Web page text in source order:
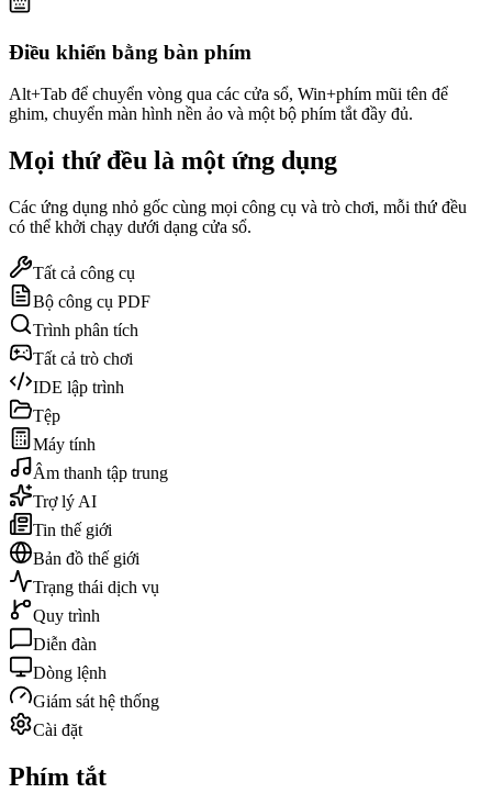
Điều khiển bằng bàn phím
Alt+Tab để chuyển vòng qua các cửa sổ, Win+phím mũi tên để
ghim, chuyển màn hình nền ảo và một bộ phím tắt đầy đủ.
Mọi thứ đều là một ứng dụng
Các ứng dụng nhỏ gốc cùng mọi công cụ và trò chơi, mỗi thứ đều
có thể khởi chạy dưới dạng cửa sổ.
Tất cả công cụ
Bộ công cụ PDF
Trình phân tích
Tất cả trò chơi
IDE lập trình
Tệp
Máy tính
Âm thanh tập trung
Trợ lý AI
Tin thế giới
Bản đồ thế giới
Trạng thái dịch vụ
Quy trình
Diễn đàn
Dòng lệnh
Giám sát hệ thống
Cài đặt
Phím tắt